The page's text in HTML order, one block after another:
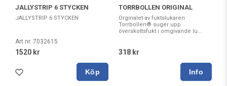
JALLYSTRIP 6 STYCKEN
JALLYSTRIP 6 STYCKEN
Art nr. 7032615
1520 kr
Köp
TORRBOLLEN ORIGINAL
Orginalet av fuktslukaren
Torrbollen® suger upp
överskottsfukt i omgivande lu...
318 kr